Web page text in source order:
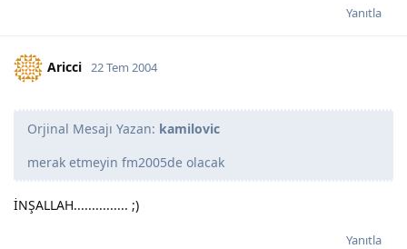
Yanıtla
Aricci 22 Tem 2004
Orjinal Mesajı Yazan: kamilovic
merak etmeyin fm2005de olacak
İNŞALLAH............... ;)
Yanıtla